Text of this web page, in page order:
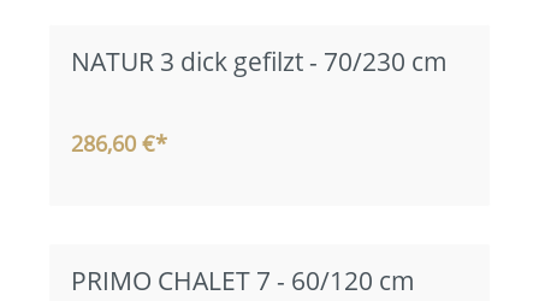
NATUR 3 dick gefilzt - 70/230 cm
286,60 €*
PRIMO CHALET 7 - 60/120 cm